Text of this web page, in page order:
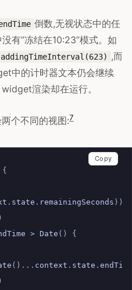
倒数,无视状态中的任
有”冻结在10:23”模式。如
,而
中的计时器文本仍会继续
渲染却在运行。
个不同的视图:7
{
. state . remainingSeconds ))
> Date ()
{
()... context . state . endTime
Copy